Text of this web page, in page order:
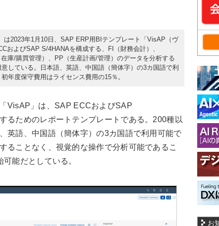
は2023年1月10日、SAP ERP用BIテンプレート「VisAP（ヴ
およびSAP S/4HANAを構成する、FI（財務会計）、
庫/購買管理）、PP（生産計画/管理）のデータを分析する
している。日本語、英語、中国語（簡体字）の3カ国語で利
年度保守費用はライセンス費用の15％。
VisAP」は、SAP ECCおよびSAP
るためのレポートテンプレートである。200種以
英語、中国語（簡体字）の3カ国語で利用可能で
ることなく、視覚的な操作で分析可能であるこ
能だとしている。
お